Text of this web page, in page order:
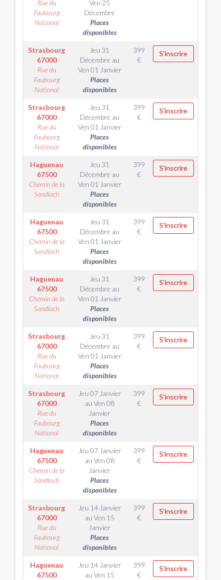
Rue du
Faubourg
National
Ven 25
Décembre
Places
disponibles
Strasbourg
67000
Rue du
Faubourg
National
Jeu 31
Décembre au
Ven 01 Janvier
Places
disponibles
399
€
S'inscrire
Strasbourg
67000
Rue du
Faubourg
National
Jeu 31
Décembre au
Ven 01 Janvier
Places
disponibles
399
€
S'inscrire
Haguenau
67500
Chemin de la
Sandlach
Jeu 31
Décembre au
Ven 01 Janvier
Places
disponibles
399
€
S'inscrire
Haguenau
67500
Chemin de la
Sandlach
Jeu 31
Décembre au
Ven 01 Janvier
Places
disponibles
399
€
S'inscrire
Haguenau
67500
Chemin de la
Sandlach
Jeu 31
Décembre au
Ven 01 Janvier
Places
disponibles
399
€
S'inscrire
Strasbourg
67000
Rue du
Faubourg
National
Jeu 31
Décembre au
Ven 01 Janvier
Places
disponibles
399
€
S'inscrire
Strasbourg
67000
Rue du
Faubourg
National
Jeu 07 Janvier
au Ven 08
Janvier
Places
disponibles
399
€
S'inscrire
Haguenau
67500
Chemin de la
Sandlach
Jeu 07 Janvier
au Ven 08
Janvier
Places
disponibles
399
€
S'inscrire
Strasbourg
67000
Rue du
Faubourg
National
Jeu 14 Janvier
au Ven 15
Janvier
Places
disponibles
399
€
S'inscrire
Haguenau
67500
Jeu 14 Janvier
au Ven 15
399
€
S'inscrire